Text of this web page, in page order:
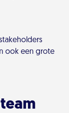
ook een grote